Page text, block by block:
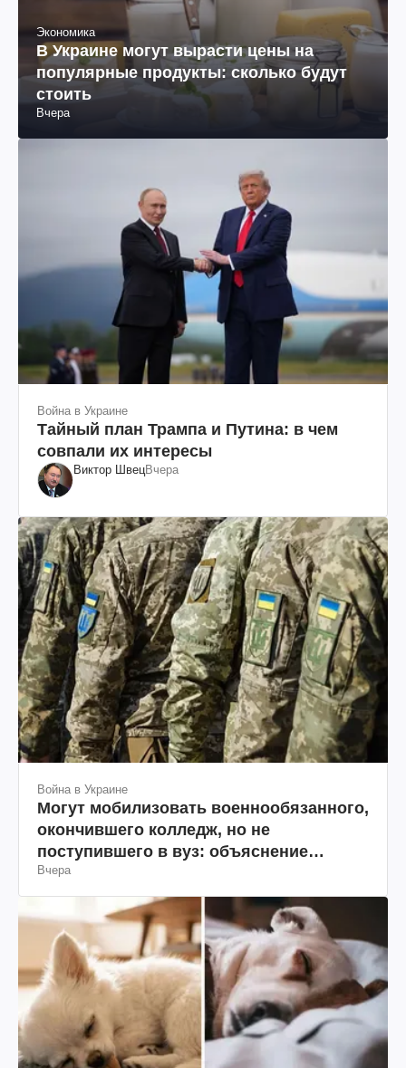
Экономика
В Украине могут вырасти цены на
популярные продукты: сколько будут
стоить
Вчера
Война в Украине
Тайный план Трампа и Путина: в чем
совпали их интересы
Виктор ШвецВчера
Война в Украине
Могут мобилизовать военнообязанного,
окончившего колледж, но не
поступившего в вуз: объяснение
юриста
Вчера